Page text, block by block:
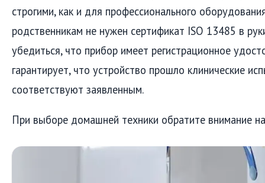
строгими, как и для профессионального
родственникам не нужен сертификат ISO 13485 в
убедиться, что прибор имеет регистрационное
гарантирует, что устройство прошло клинические
соответствуют заявленным.
При выборе домашней техники обратите внимание